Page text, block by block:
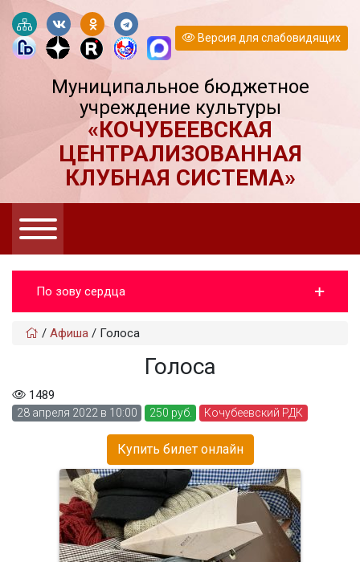
Версия для слабовидящих
Муниципальное бюджетное
учреждение культуры
«КОЧУБЕЕВСКАЯ
ЦЕНТРАЛИЗОВАННАЯ
КЛУБНАЯ СИСТЕМА»
По зову сердца
/ Афиша / Голоса
Голоса
1489
28 апреля 2022 в 10:00 250 руб. Кочубеевский РДК
Купить билет онлайн